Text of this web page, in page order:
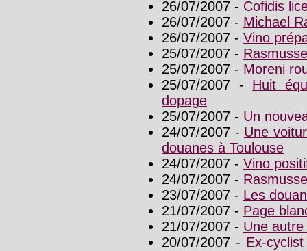
26/07/2007 - Cofidis
26/07/2007 - Michael
26/07/2007 - Vino
25/07/2007 -
25/07/2007 - Moreni
25/07/2007 - Huit
dopage
25/07/2007 - Un
24/07/2007 - Une
douanes à Toulouse
24/07/2007 - Vino
24/07/2007 -
23/07/2007 - Les
21/07/2007 - Page
21/07/2007 - Une
20/07/2007 - Ex-